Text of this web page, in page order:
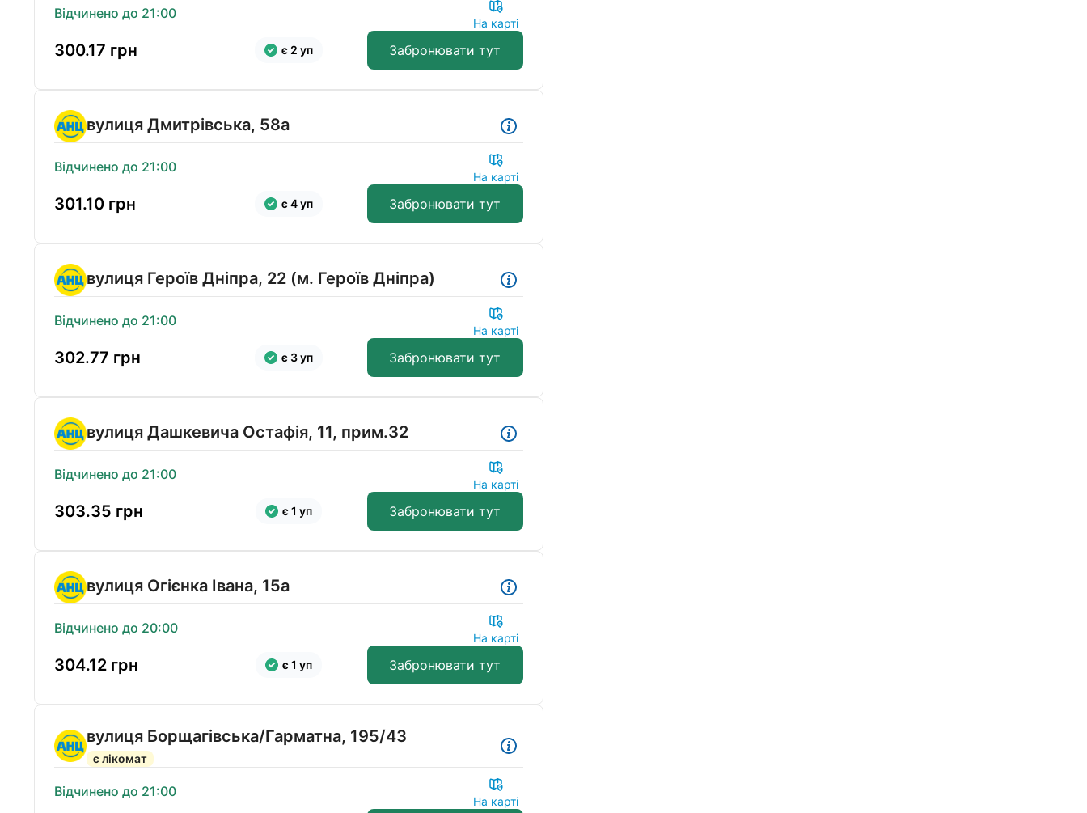
Відчинено до 21:00
На карті
300.17 грн є 2 уп Забронювати тут
вулиця Дмитрівська, 58а
Відчинено до 21:00
На карті
301.10 грн є 4 уп Забронювати тут
вулиця Героїв Дніпра, 22 (м. Героїв Дніпра)
Відчинено до 21:00
На карті
302.77 грн є 3 уп Забронювати тут
вулиця Дашкевича Остафія, 11, прим.32
Відчинено до 21:00
На карті
303.35 грн є 1 уп Забронювати тут
вулиця Огієнка Івана, 15а
Відчинено до 20:00
На карті
304.12 грн є 1 уп Забронювати тут
вулиця Борщагівська/Гарматна, 195/43
є лікомат
Відчинено до 21:00
На карті